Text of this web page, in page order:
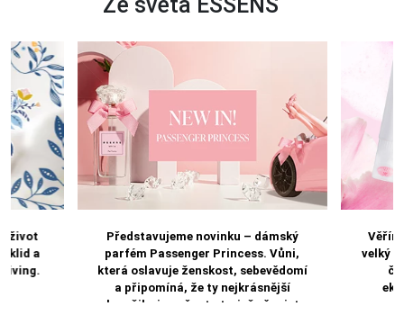
život
klid a
Představujeme novinku – dámský
parfém Passenger Princess. Vůni,
která oslavuje ženskost, sebevědomí
a připomíná, že ty nejkrásnější
okamžiky jsou často ty, jež věnujete
velký